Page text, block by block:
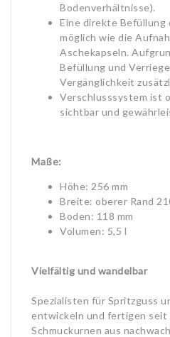
Bodenverhältnisse).
Eine direkte Befüllung
möglich wie die
Aschekapseln.
Befüllung und
Vergänglichkeit
Verschlusssystem ist
sichtbar und
Maße:
Höhe: 256 mm
Breite: oberer Rand
Boden: 118 mm
Volumen: 5,5 l
Vielfältig und wandelbar
Spezialisten für Spritzguss
entwickeln und fertigen seit
Schmuckurnen aus